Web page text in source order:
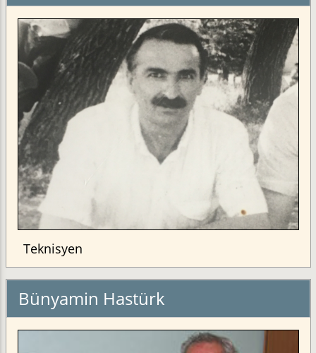
Teknisyen
Bünyamin Hastürk